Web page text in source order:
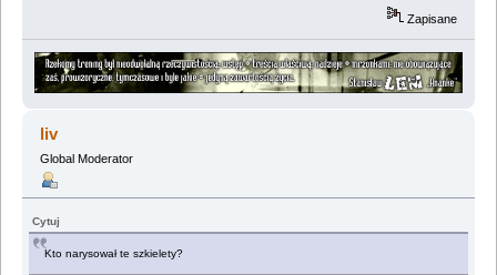
Zapisane
liv
Global Moderator
Cytuj
Kto narysował te szkielety?